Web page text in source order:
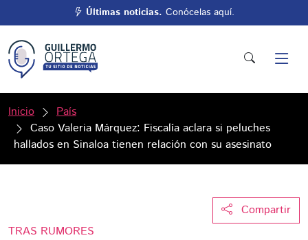
Últimas noticias. Conócelas aquí.
Inicio
País
Caso Valeria Márquez: Fiscalía aclara si peluches
hallados en Sinaloa tienen relación con su asesinato
Compartir
TRAS RUMORES